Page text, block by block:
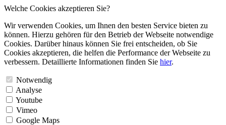
Welche Cookies akzeptieren Sie?
Wir verwenden Cookies, um Ihnen den besten Service bieten zu
können. Hierzu gehören für den Betrieb der Webseite notwendige
Cookies. Darüber hinaus können Sie frei entscheiden, ob Sie
Cookies akzeptieren, die helfen die Performance der Webseite zu
verbessern. Detaillierte Informationen finden Sie hier.
Notwendig
Analyse
Youtube
Vimeo
Google Maps